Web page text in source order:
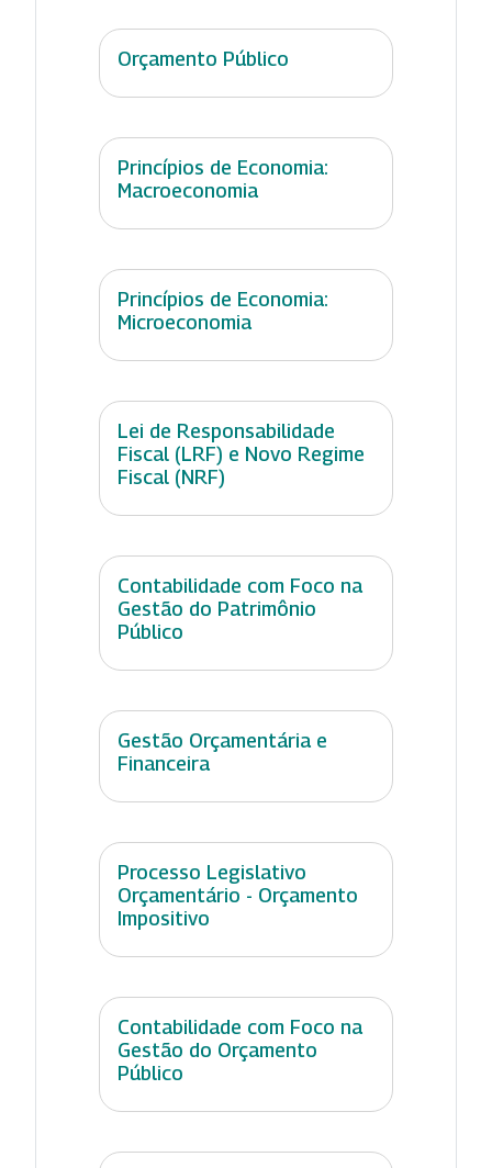
Orçamento Público
Princípios de Economia:
Macroeconomia
Princípios de Economia:
Microeconomia
Lei de Responsabilidade
Fiscal (LRF) e Novo Regime
Fiscal (NRF)
Contabilidade com Foco na
Gestão do Patrimônio
Público
Gestão Orçamentária e
Financeira
Processo Legislativo
Orçamentário - Orçamento
Impositivo
Contabilidade com Foco na
Gestão do Orçamento
Público